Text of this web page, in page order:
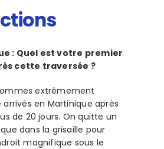
: Quel est votre premier
cette traversée ?
extrêmement
en Martinique après
de 20 jours. On quitte un
dans la grisaille pour
magnifique sous le